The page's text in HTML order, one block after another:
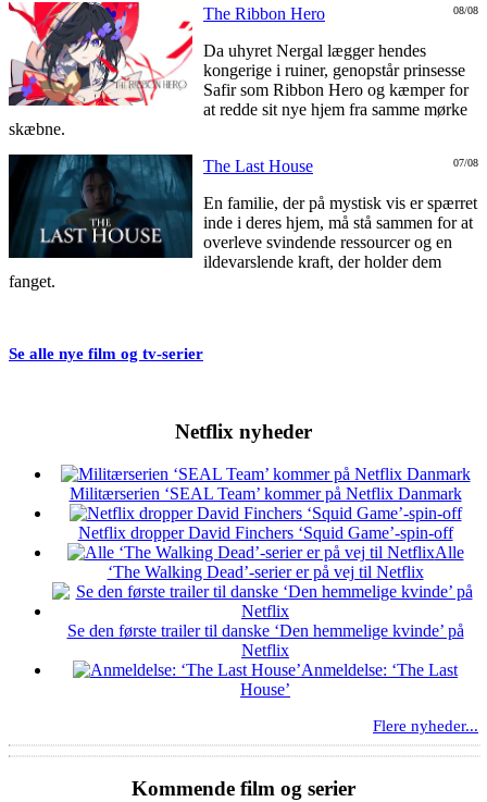
08/08
The Ribbon Hero
Da uhyret Nergal lægger hendes
kongerige i ruiner, genopstår prinsesse
Safir som Ribbon Hero og kæmper for
at redde sit nye hjem fra samme mørke
skæbne.
07/08
The Last House
En familie, der på mystisk vis er spærret
inde i deres hjem, må stå sammen for at
overleve svindende ressourcer og en
ildevarslende kraft, der holder dem
fanget.
Se alle nye film og tv-serier
Netflix nyheder
Militærserien ‘SEAL Team’ kommer på Netflix Danmark
Netflix dropper David Finchers ‘Squid Game’-spin-off
Alle
‘The Walking Dead’-serier er på vej til Netflix
Se den første trailer til danske ‘Den hemmelige kvinde’ på
Netflix
Anmeldelse: ‘The Last
House’
Flere nyheder...
Kommende film og serier